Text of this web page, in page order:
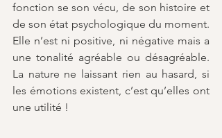
fonction se son vécu, de son histoire et
de son état psychologique du moment.
Elle n’est ni positive, ni négative mais a
une tonalité agréable ou désagréable.
La nature ne laissant rien au hasard, si
les émotions existent, c’est qu’elles ont
une utilité !